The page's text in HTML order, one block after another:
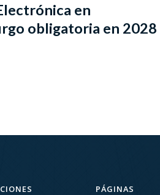
en
obligatoria en 2028
PÁGINAS